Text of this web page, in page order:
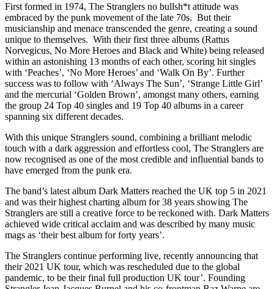
First formed in 1974, The Stranglers no bullsh*t attitude was
embraced by the punk movement of the late 70s. But their
musicianship and menace transcended the genre, creating a sound
unique to themselves. With their first three albums (Rattus
Norvegicus, No More Heroes and Black and White) being released
within an astonishing 13 months of each other, scoring hit singles
with ‘Peaches’, ‘No More Heroes’ and ‘Walk On By’. Further
success was to follow with ‘Always The Sun’, ‘Strange Little Girl’
and the mercurial ‘Golden Brown’, amongst many others, earning
the group 24 Top 40 singles and 19 Top 40 albums in a career
spanning six different decades.
With this unique Stranglers sound, combining a brilliant melodic
touch with a dark aggression and effortless cool, The Stranglers are
now recognised as one of the most credible and influential bands to
have emerged from the punk era.
The band’s latest album Dark Matters reached the UK top 5 in 2021
and was their highest charting album for 38 years showing The
Stranglers are still a creative force to be reckoned with. Dark Matters
achieved wide critical acclaim and was described by many music
mags as ‘their best album for forty years’.
The Stranglers continue performing live, recently announcing that
their 2021 UK tour, which was rescheduled due to the global
pandemic, to be their final full production UK tour’. Founding